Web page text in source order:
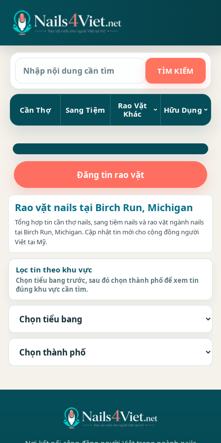
Cần Thợ Sang Tiệm
Rao Vặt
Khác
Hữu Dụng
Đăng tin rao vặt
Rao vặt nails tại Birch Run, Michigan
Tổng hợp tin cần thợ nails, sang tiệm nails và rao vặt ngành nails
tại Birch Run, Michigan. Cập nhật tin mới cho cộng đồng người
Việt tại Mỹ.
Lọc tin theo khu vực
Chọn tiểu bang trước, sau đó chọn thành phố để xem tin
đúng khu vực cần tìm.